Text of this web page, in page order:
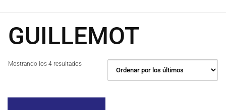
GUILLEMOT
Mostrando los 4 resultadosOrdenado